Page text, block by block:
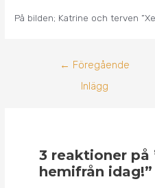
På bilden; Katrine och terven
← Föregående
Inlägg
3 reaktioner på
hemifrån idag!”